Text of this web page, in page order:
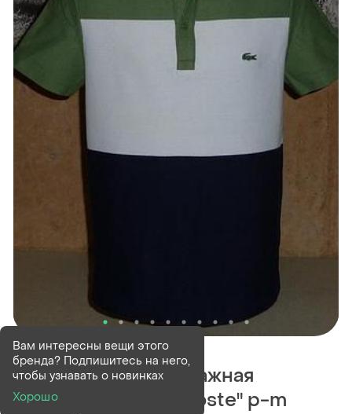
В наличии1 шт
Оригинальная винтажная
футболка-поло "lacoste" р-m
Вам интересны вещи этого
бренда? Подпишитесь на него,
чтобы узнавать о новинках
Хорошо